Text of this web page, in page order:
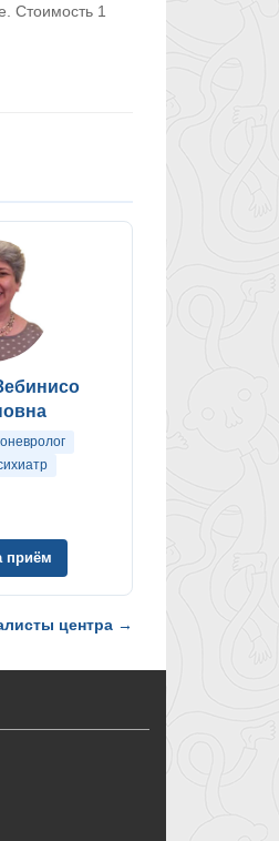
Стоимость 1
приём
центра →